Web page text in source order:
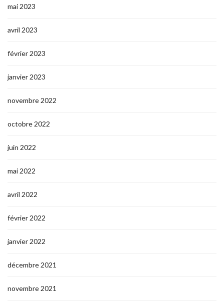
mai 2023
avril 2023
février 2023
janvier 2023
novembre 2022
octobre 2022
juin 2022
mai 2022
avril 2022
février 2022
janvier 2022
décembre 2021
novembre 2021